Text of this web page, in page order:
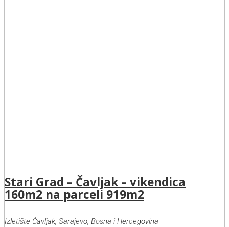
Stari Grad – Čavljak – vikendica
160m2 na parceli 919m2
Izletište Čavljak, Sarajevo, Bosna i Hercegovina